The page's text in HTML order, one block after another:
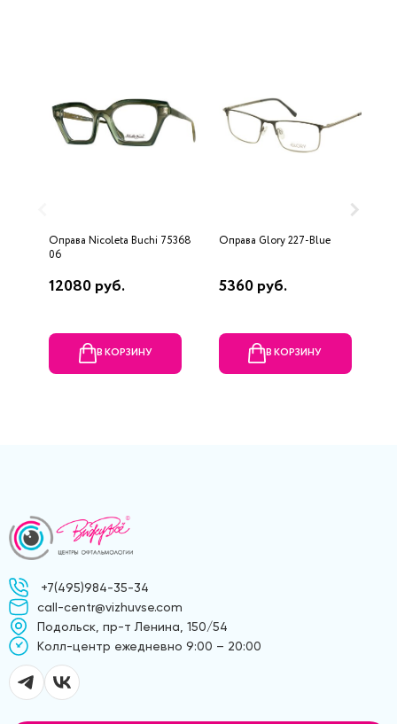
Оправа Nicoleta Buchi 75368
06
12080 руб.
В КОРЗИНУ
Оправа Glory 227-Blue
5360 руб.
В КОРЗИНУ
+7(495)984-35-34
call-centr@vizhuvse.com
Подольск, пр-т Ленина, 150/54
Kолл-центр ежедневно 9:00 – 20:00